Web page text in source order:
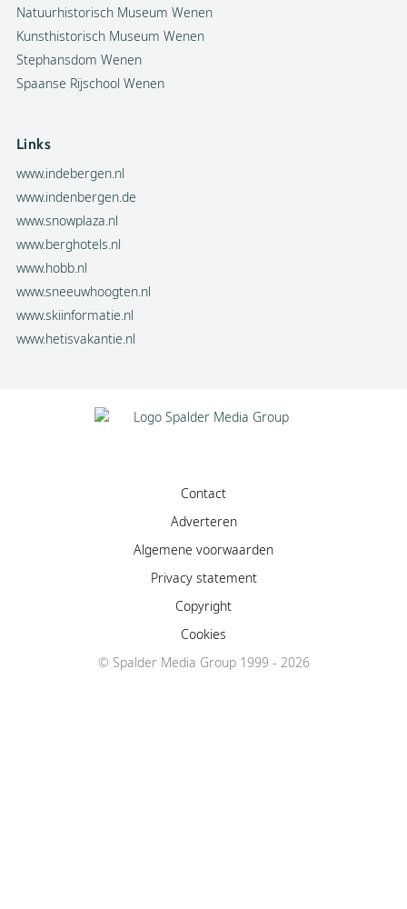
Natuurhistorisch Museum Wenen
Kunsthistorisch Museum Wenen
Stephansdom Wenen
Spaanse Rijschool Wenen
Links
www.indebergen.nl
www.indenbergen.de
www.snowplaza.nl
www.berghotels.nl
www.hobb.nl
www.sneeuwhoogten.nl
www.skiinformatie.nl
www.hetisvakantie.nl
Contact
Adverteren
Algemene voorwaarden
Privacy statement
Copyright
Cookies
© Spalder Media Group 1999 - 2026